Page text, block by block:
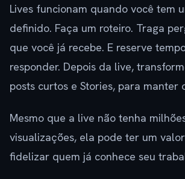
Lives funcionam quando você tem
definido. Faça um roteiro. Traga
que você já recebe. E reserve
responder. Depois da live,
posts curtos e Stories, para manter
Mesmo que a live não tenha
visualizações, ela pode ter um
fidelizar quem já conhece seu